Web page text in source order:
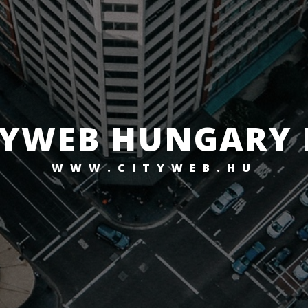
HUNGARY
WWW.CITYWEB.HU